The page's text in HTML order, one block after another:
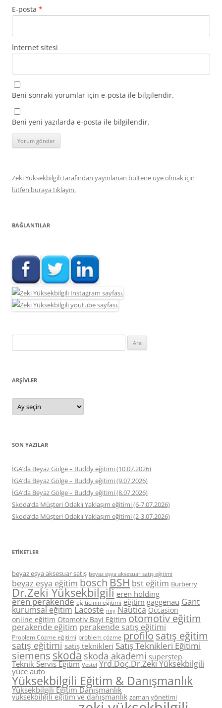
E-posta *
İnternet sitesi
Beni sonraki yorumlar için e-posta ile bilgilendir.
Beni yeni yazılarda e-posta ile bilgilendir.
Zeki Yüksekbilgili tarafından yayınlanan bültene üye olmak için
lütfen buraya tıklayın.
BAĞLANTILAR
ARŞIVLER
Arşivler
SON YAZILAR
İGA’da Beyaz Gölge – Buddy eğitimi (10.07.2026)
İGA’da Beyaz Gölge – Buddy eğitimi (9.07.2026)
İGA’da Beyaz Gölge – Buddy eğitimi (8.07.2026)
Skoda’da Müşteri Odaklı Yaklaşım eğitimi (6-7.07.2026)
Skoda’da Müşteri Odaklı Yaklaşım eğitimi (2-3.07.2026)
ETIKETLER
beyaz eşya aksesuar satış beyaz eşya aksesuar satış eğitimi
beyaz eşya eğitim boschBSH bst eğitim Burberry
Dr.Zeki Yüksekbilgili eren holding
eren perakende eğiticinin eğitimi eğitim gaggenau Gant
kurumsal eğitim Lacoste miy Nautica Occasion
online eğitim Otomotiv Bayi Eğitim otomotiv eğitim
perakende eğitim perakende satış eğitimi
Problem Çözme eğitimi problem çözme profilo satış eğitim
satış eğitimi satış teknikleri Satış Teknikleri Eğitimi
siemens skoda skoda akademi superstep
Teknik Servis Eğitim Vestel Yrd.Doç.Dr.Zeki Yüksekbilgili
yüce auto
Yüksekbilgili Eğitim & Danışmanlık
Yüksekbilgili Eğitim Danışmanlık
yüksekbilgili eğitim ve danışmanlık zaman yönetimi